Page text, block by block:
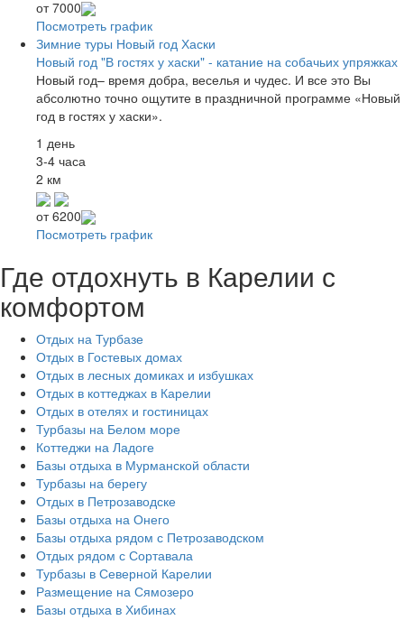
от7000
Посмотреть график
Зимние туры Новый год Хаски
Новый год "В гостях у хаски" - катание на собачьих упряжках
Новый год– время добра, веселья и чудес. И все это Вы
абсолютно точно ощутите в праздничной программе «Новый
год в гостях у хаски».
1 день
3-4 часа
2 км
от6200
Посмотреть график
Где отдохнуть в Карелии с
комфортом
Отдых на Турбазе
Отдых в Гостевых домах
Отдых в лесных домиках и избушках
Отдых в коттеджах в Карелии
Отдых в отелях и гостиницах
Турбазы на Белом море
Коттеджи на Ладоге
Базы отдыха в Мурманской области
Турбазы на берегу
Отдых в Петрозаводске
Базы отдыха на Онего
Базы отдыха рядом с Петрозаводском
Отдых рядом с Сортавала
Турбазы в Северной Карелии
Размещение на Сямозеро
Базы отдыха в Хибинах